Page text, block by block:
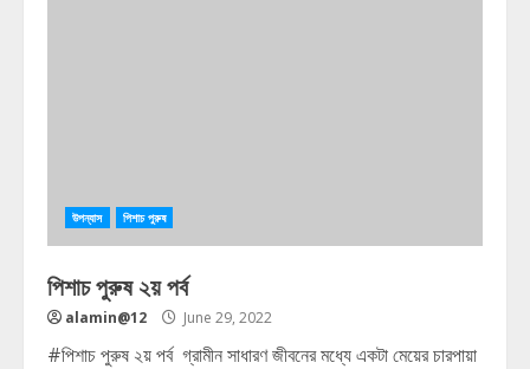
উপন্যাস পিশাচ পুরুষ
পিশাচ পুরুষ ২য় পর্ব
alamin@12 June 29, 2022
#পিশাচ পুরুষ ২য় পর্ব গ্রামীন সাধারণ জীবনের মধ্যে একটা মেয়ের চারপায়া